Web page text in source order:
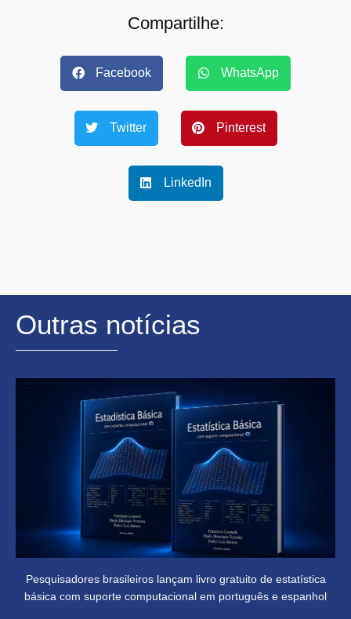
Compartilhe:
Facebook WhatsApp
Twitter Pinterest
LinkedIn
Outras notícias
Pesquisadores brasileiros lançam livro gratuito de estatística
básica com suporte computacional em português e espanhol